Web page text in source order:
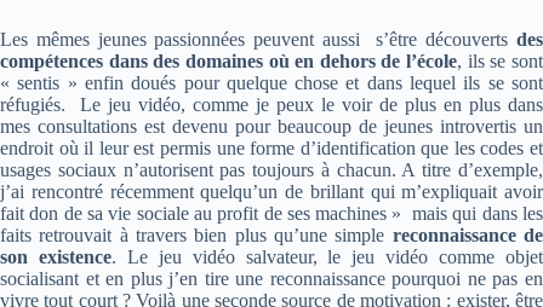
Les mêmes jeunes passionnées peuvent aussi s’être découverts des
compétences dans des domaines où en dehors de l’école, ils se sont
« sentis » enfin doués pour quelque chose et dans lequel ils se sont
réfugiés. Le jeu vidéo, comme je peux le voir de plus en plus dans
mes consultations est devenu pour beaucoup de jeunes introvertis un
endroit où il leur est permis une forme d’identification que les codes et
usages sociaux n’autorisent pas toujours à chacun. A titre d’exemple,
j’ai rencontré récemment quelqu’un de brillant qui m’expliquait avoir
fait don de sa vie sociale au profit de ses machines » mais qui dans les
faits retrouvait à travers bien plus qu’une simple reconnaissance de
son existence. Le jeu vidéo salvateur, le jeu vidéo comme objet
socialisant et en plus j’en tire une reconnaissance pourquoi ne pas en
vivre tout court ? Voilà une seconde source de motivation : exister, être